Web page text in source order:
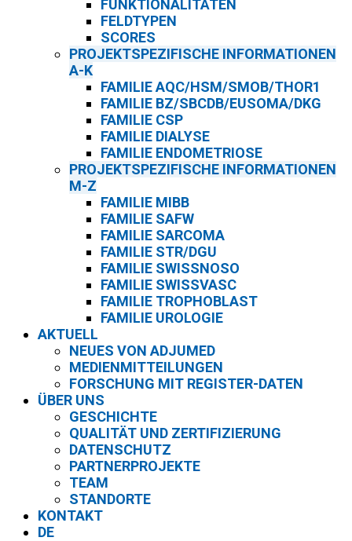
FUNKTIONALITÄTEN
FELDTYPEN
SCORES
PROJEKTSPEZIFISCHE INFORMATIONEN
A-K
FAMILIE AQC/HSM/SMOB/THOR1
FAMILIE BZ/SBCDB/EUSOMA/DKG
FAMILIE CSP
FAMILIE DIALYSE
FAMILIE ENDOMETRIOSE
PROJEKTSPEZIFISCHE INFORMATIONEN
M-Z
FAMILIE MIBB
FAMILIE SAFW
FAMILIE SARCOMA
FAMILIE STR/DGU
FAMILIE SWISSNOSO
FAMILIE SWISSVASC
FAMILIE TROPHOBLAST
FAMILIE UROLOGIE
AKTUELL
NEUES VON ADJUMED
MEDIENMITTEILUNGEN
FORSCHUNG MIT REGISTER-DATEN
ÜBER UNS
GESCHICHTE
QUALITÄT UND ZERTIFIZIERUNG
DATENSCHUTZ
PARTNERPROJEKTE
TEAM
STANDORTE
KONTAKT
DE